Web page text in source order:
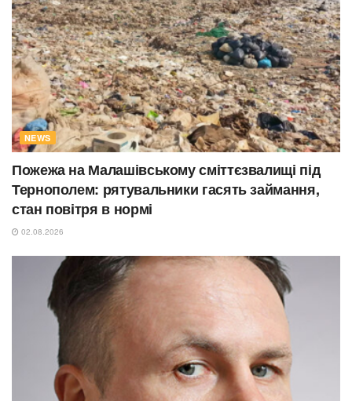
NEWS
Пожежа на Малашівському сміттєзвалищі під
Тернополем: рятувальники гасять займання,
стан повітря в нормі
02.08.2026